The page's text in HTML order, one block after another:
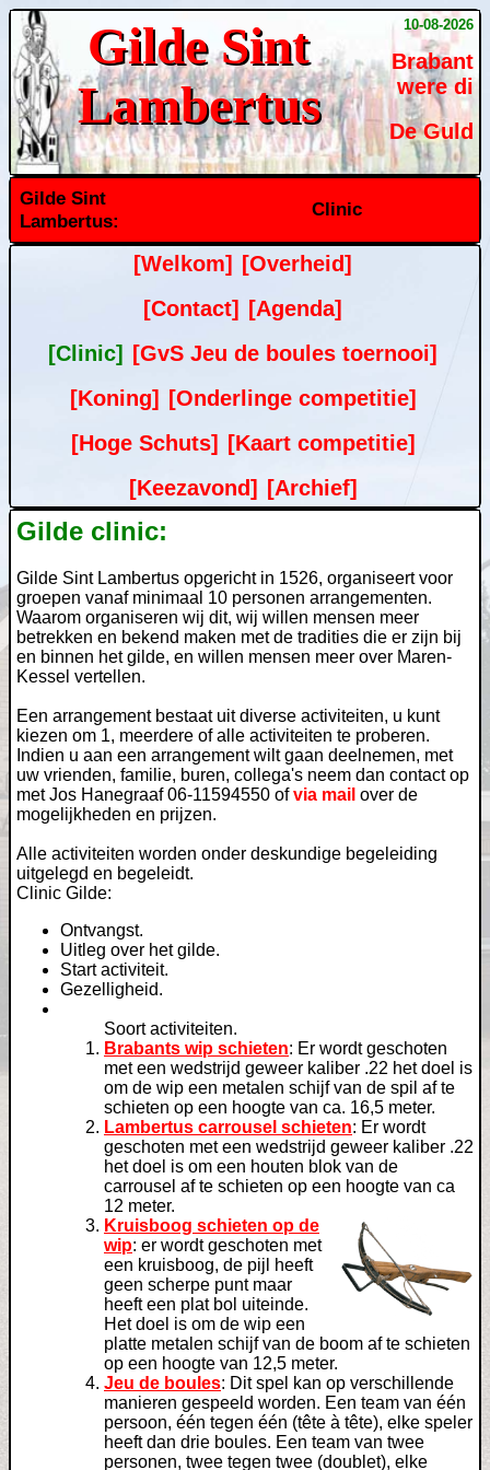
Gilde Sint
Lambertus
10-08-2026
Brabant
were di
De Guld
Gilde Sint
Lambertus:
Clinic
[Welkom]
[Overheid]
[Contact]
[Agenda]
[Clinic]
[GvS Jeu de boules toernooi]
[Koning]
[Onderlinge competitie]
[Hoge Schuts]
[Kaart competitie]
[Keezavond]
[Archief]
Gilde clinic:
Gilde Sint Lambertus opgericht in 1526, organiseert voor
groepen vanaf minimaal 10 personen arrangementen.
Waarom organiseren wij dit, wij willen mensen meer
betrekken en bekend maken met de tradities die er zijn bij
en binnen het gilde, en willen mensen meer over Maren-
Kessel vertellen.
Een arrangement bestaat uit diverse activiteiten, u kunt
kiezen om 1, meerdere of alle activiteiten te proberen.
Indien u aan een arrangement wilt gaan deelnemen, met
uw vrienden, familie, buren, collega's neem dan contact op
met Jos Hanegraaf 06-11594550 ofvia mail over de
mogelijkheden en prijzen.
Alle activiteiten worden onder deskundige begeleiding
uitgelegd en begeleidt.
Clinic Gilde:
Ontvangst.
Uitleg over het gilde.
Start activiteit.
Gezelligheid.
Soort activiteiten.
Brabants wip schieten: Er wordt geschoten
met een wedstrijd geweer kaliber .22 het doel is
om de wip een metalen schijf van de spil af te
schieten op een hoogte van ca. 16,5 meter.
Lambertus carrousel schieten: Er wordt
geschoten met een wedstrijd geweer kaliber .22
het doel is om een houten blok van de
carrousel af te schieten op een hoogte van ca
12 meter.
Kruisboog schieten op de
wip: er wordt geschoten met
een kruisboog, de pijl heeft
geen scherpe punt maar
heeft een plat bol uiteinde.
Het doel is om de wip een
platte metalen schijf van de boom af te schieten
op een hoogte van 12,5 meter.
Jeu de boules: Dit spel kan op verschillende
manieren gespeeld worden. Een team van één
persoon, één tegen één (tête à tête), elke speler
heeft dan drie boules. Een team van twee
personen, twee tegen twee (doublet), elke